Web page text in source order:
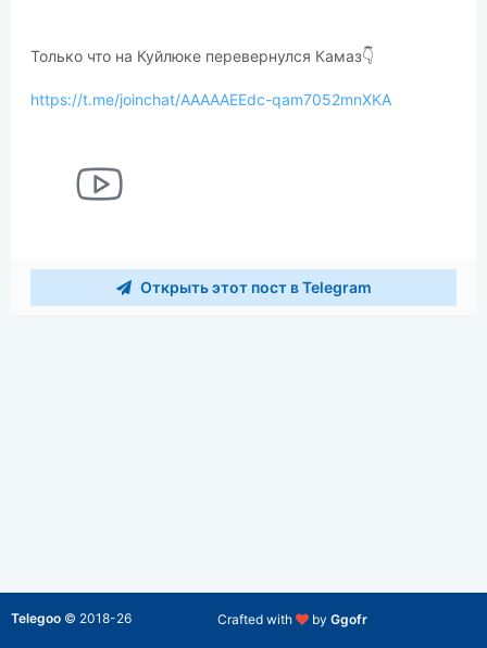
Только что на Куйлюке перевернулся Камаз👇
https://t.me/joinchat/AAAAAEEdc-qam7052mnXKA
Открыть этот пост в Telegram
Crafted with by Ggofr
Telegoo © 2018-26